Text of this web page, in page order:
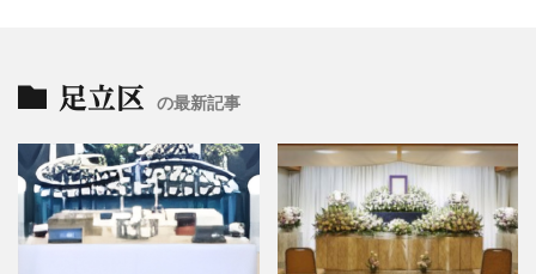
足立区 の最新記事